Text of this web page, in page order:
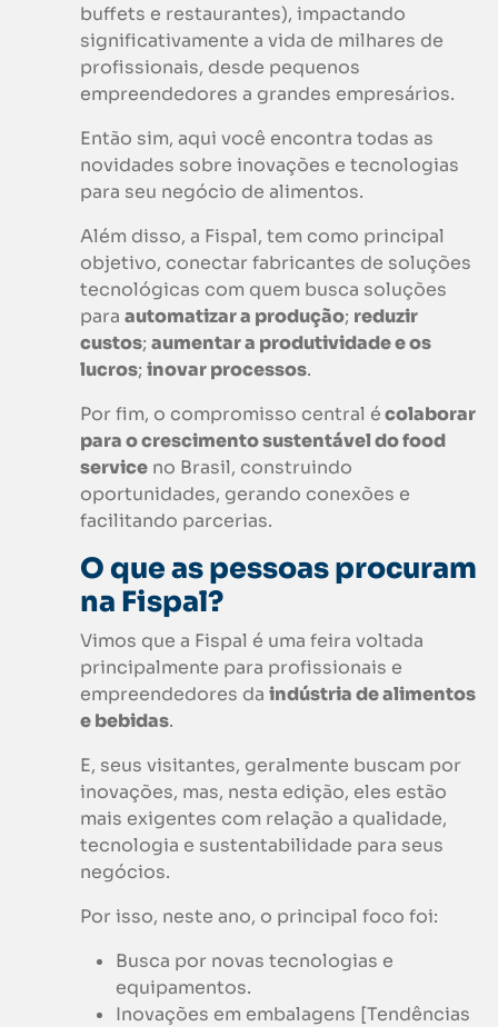
buffets e restaurantes), impactando
significativamente a vida de milhares de
profissionais, desde pequenos
empreendedores a grandes empresários.
Então sim, aqui você encontra todas as
novidades sobre inovações e tecnologias
para seu negócio de alimentos.
Além disso, a Fispal, tem como principal
objetivo, conectar fabricantes de soluções
tecnológicas com quem busca soluções
para automatizar a produção; reduzir
custos; aumentar a produtividade e os
lucros; inovar processos.
Por fim, o compromisso central écolaborar
para o crescimento sustentável do food
service no Brasil, construindo
oportunidades, gerando conexões e
facilitando parcerias. ​
O que as pessoas procuram
na Fispal?
Vimos que a Fispal é uma feira voltada
principalmente para profissionais e
empreendedores da indústria de alimentos
e bebidas.
E, seus visitantes, geralmente buscam por
inovações, mas, nesta edição, eles estão
mais exigentes com relação a qualidade,
tecnologia e sustentabilidade para seus
negócios.
Por isso, neste ano, o principal foco foi:
Busca por novas tecnologias e
equipamentos.
Inovações em embalagens [Tendências